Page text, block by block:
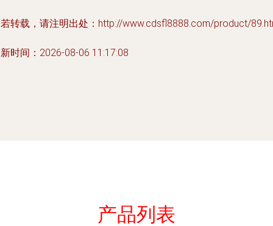
转载，请注明出处：http://www.cdsfl8888.com/product/
时间：2026-08-06 11:17:08
产品列表